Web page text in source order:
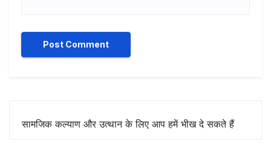
सामजिक कल्याण और उत्थान के लिए आप हमें भीख दे सकते हैं